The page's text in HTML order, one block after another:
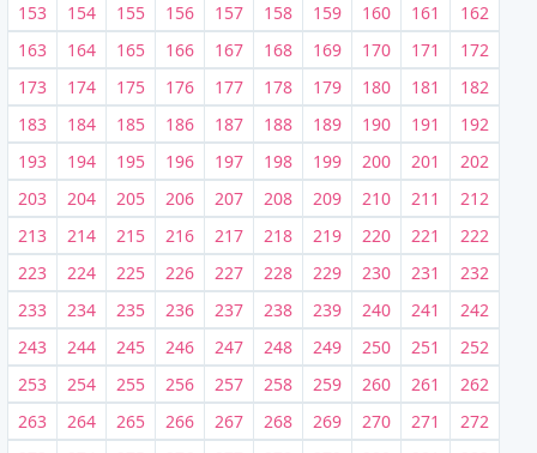
153
154 155 156 157 158 159 160 161
162
163
164 165 166 167 168 169 170 171
172
173
174 175 176 177 178 179 180 181
182
183
184 185 186 187 188 189 190 191
192
193
194 195 196 197 198 199 200 201
202
203
204 205 206 207 208 209 210 211
212
213
214 215 216 217 218 219 220 221
222
223
224 225 226 227 228 229 230 231
232
233
234 235 236 237 238 239 240 241
242
243
244 245 246 247 248 249 250 251
252
253
254 255 256 257 258 259 260 261
262
263
264 265 266 267 268 269 270 271
272